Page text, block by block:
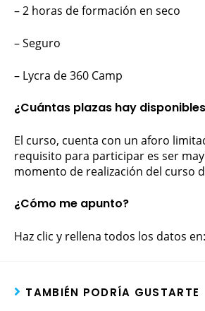
– 2 horas de formación en seco
– Seguro
– Lycra de 360 Camp
¿Cuántas plazas hay
El curso, cuenta con un aforo
requisito para participar es ser
momento de realización del curso
¿Cómo me apunto?
Haz clic y rellena todos los datos en:
TAMBIÉN PODRÍA GUSTARTE